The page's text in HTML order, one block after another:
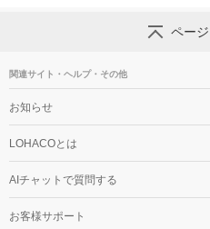
ペー
関連サイト・ヘルプ・その他
お知らせ
LOHACOとは
AIチャットで質問する
お客様サポート